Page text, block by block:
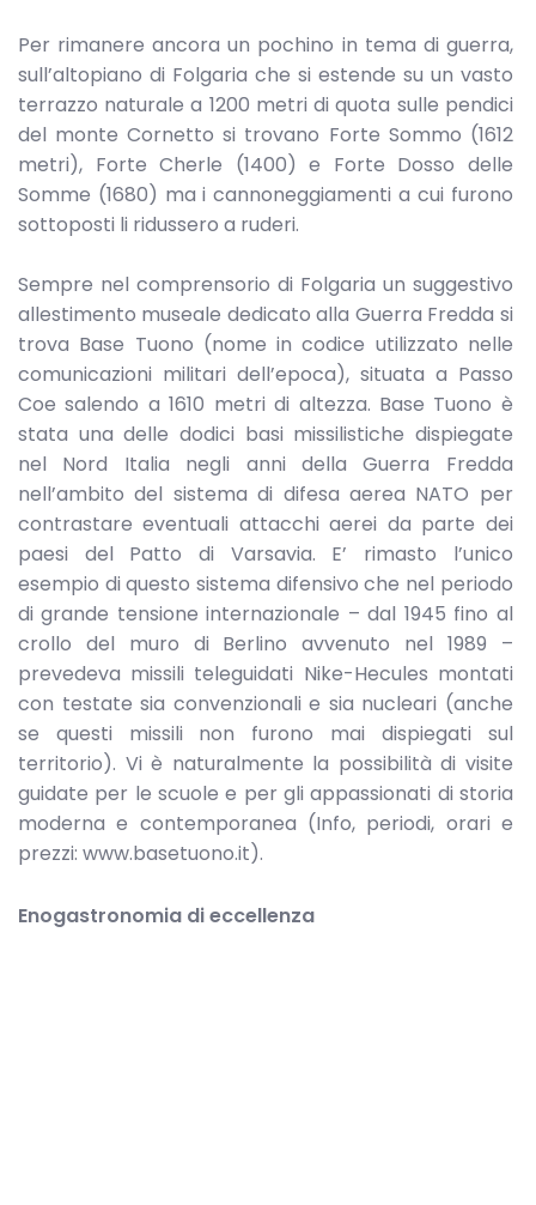
Per rimanere ancora un pochino in tema di guerra,
sull’altopiano di Folgaria che si estende su un vasto
terrazzo naturale a 1200 metri di quota sulle pendici
del monte Cornetto si trovano Forte Sommo (1612
metri), Forte Cherle (1400) e Forte Dosso delle
Somme (1680) ma i cannoneggiamenti a cui furono
sottoposti li ridussero a ruderi.
Sempre nel comprensorio di Folgaria un suggestivo
allestimento museale dedicato alla Guerra Fredda si
trova Base Tuono (nome in codice utilizzato nelle
comunicazioni militari dell’epoca), situata a Passo
Coe salendo a 1610 metri di altezza. Base Tuono è
stata una delle dodici basi missilistiche dispiegate
nel Nord Italia negli anni della Guerra Fredda
nell’ambito del sistema di difesa aerea NATO per
contrastare eventuali attacchi aerei da parte dei
paesi del Patto di Varsavia. E’ rimasto l’unico
esempio di questo sistema difensivo che nel periodo
di grande tensione internazionale – dal 1945 fino al
crollo del muro di Berlino avvenuto nel 1989 –
prevedeva missili teleguidati Nike-Hecules montati
con testate sia convenzionali e sia nucleari (anche
se questi missili non furono mai dispiegati sul
territorio). Vi è naturalmente la possibilità di visite
guidate per le scuole e per gli appassionati di storia
moderna e contemporanea (Info, periodi, orari e
prezzi: www.basetuono.it).
Enogastronomia di eccellenza